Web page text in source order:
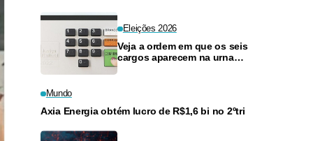
Eleições 2026
Veja a ordem em que os seis
cargos aparecem na urna
Mundo
Axia Energia obtém lucro de R$1,6 bi no 2ºtri